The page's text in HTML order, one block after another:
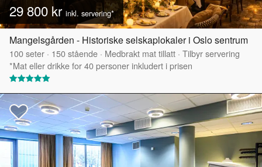
29 800 kr inkl. servering*
Mangelsgården - Historiske selskaplokaler i Oslo sentrum
100seter · 150stående · Medbrakt mat tillatt · Tilbyr servering
*Mat eller drikke for 40 personer inkludert i prisen